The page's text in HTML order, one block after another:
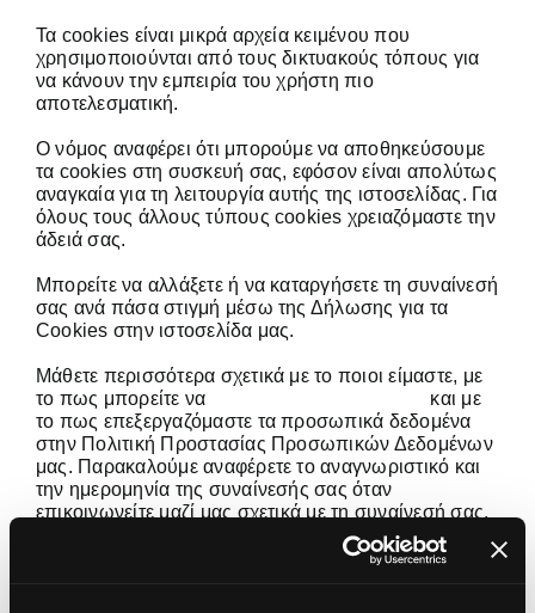
Insights
Careers
Contact
Τα cookies είναι μικρά αρχεία κειμένου που
χρησιμοποιούνται από τους δικτυακούς τόπους για
να κάνουν την εμπειρία του χρήστη πιο
αποτελεσματική.
Ο νόμος αναφέρει ότι μπορούμε να αποθηκεύσουμε
τα cookies στη συσκευή σας, εφόσον είναι απολύτως
αναγκαία για τη λειτουργία αυτής της ιστοσελίδας. Για
όλους τους άλλους τύπους cookies χρειαζόμαστε την
άδειά σας.
Μπορείτε να αλλάξετε ή να καταργήσετε τη συναίνεσή
σας ανά πάσα στιγμή μέσω της Δήλωσης για τα
Cookies στην ιστοσελίδα μας.
Μάθετε περισσότερα σχετικά με το ποιοι είμαστε, με
το πως μπορείτε να
και με
το πως επεξεργαζόμαστε τα προσωπικά δεδομένα
στην Πολιτική Προστασίας Προσωπικών Δεδομένων
μας. Παρακαλούμε αναφέρετε το αναγνωριστικό και
την ημερομηνία της συναίνεσής σας όταν
επικοινωνείτε μαζί μας σχετικά με τη συναίνεσή σας.
Η συναίνεσή σας ισχύει για τα ακόλουθα ονόματα: